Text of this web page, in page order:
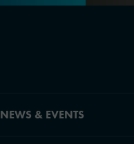
NEWS & EVENTS